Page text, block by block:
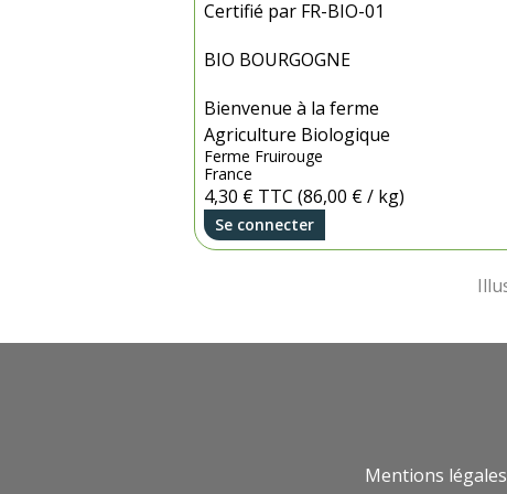
Certifié par FR-BIO-01
BIO BOURGOGNE
Bienvenue à la ferme
Agriculture Biologique
Ferme Fruirouge
France
4,30 € TTC (86,00 € / kg)
Se connecter
Mentions légales